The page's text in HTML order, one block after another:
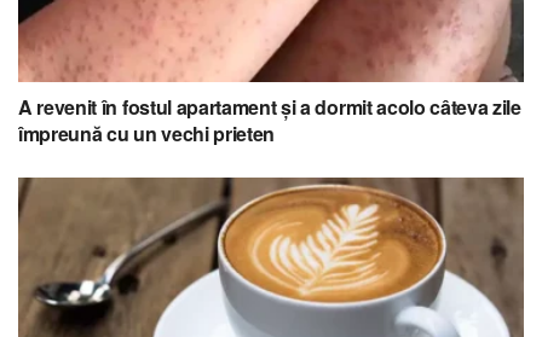
A revenit în fostul apartament și a dormit acolo câteva zile
împreună cu un vechi prieten